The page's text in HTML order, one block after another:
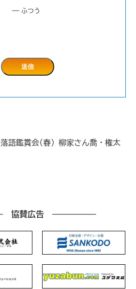
ふつう
落語鑑賞会(春) 柳家さん喬・権太
協賛広告